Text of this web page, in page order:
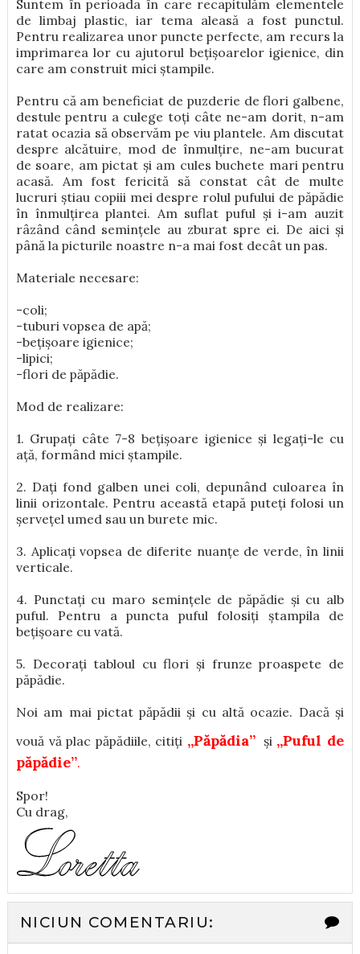
Suntem în perioada în care recapitulăm elementele
de limbaj plastic, iar tema aleasă a fost punctul.
Pentru realizarea unor puncte perfecte, am recurs la
imprimarea lor cu ajutorul bețișoarelor igienice, din
care am construit mici ștampile.
Pentru că am beneficiat de puzderie de flori galbene,
destule pentru a culege toți câte ne-am dorit, n-am
ratat ocazia să observăm pe viu plantele. Am discutat
despre alcătuire, mod de înmulțire, ne-am bucurat
de soare, am pictat și am cules buchete mari pentru
acasă. Am fost fericită să constat cât de multe
lucruri știau copiii mei despre rolul pufului de păpădie
în înmulțirea plantei. Am suflat puful și i-am auzit
râzând când semințele au zburat spre ei. De aici și
până la picturile noastre n-a mai fost decât un pas.
Materiale necesare:
-coli;
-tuburi vopsea de apă;
-bețișoare igienice;
-lipici;
-flori de păpădie.
Mod de realizare:
1. Grupați câte 7-8 bețișoare igienice și legați-le cu
ață, formând mici ștampile.
2. Dați fond galben unei coli, depunând culoarea în
linii orizontale. Pentru această etapă puteți folosi un
șervețel umed sau un burete mic.
3. Aplicați vopsea de diferite nuanțe de verde, în linii
verticale.
4. Punctați cu maro semințele de păpădie și cu alb
puful. Pentru a puncta puful folosiți ștampila de
bețișoare cu vată.
5. Decorați tabloul cu flori și frunze proaspete de
păpădie.
Noi am mai pictat păpădii și cu altă ocazie. Dacă și
vouă vă plac păpădiile, citiți „Păpădia” și „Puful de
păpădie”.
Spor!
Cu drag,
NICIUN COMENTARIU: